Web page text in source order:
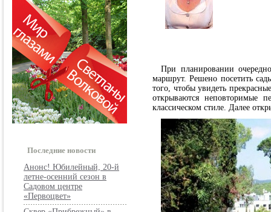
Последние новости
Анонс! Юбилейный, 20-й
летне-осенний сезон в
Садовом центре
«Первоцвет»
При планировании
маршрут. Решено посетить
того, чтобы увидеть
открываются неповторимые
классическом стиле. Далее